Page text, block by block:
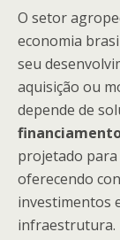
O setor
economia
seu
aquisição ou
depende de
projetado
oferecendo
investimentos
infraestrutura.